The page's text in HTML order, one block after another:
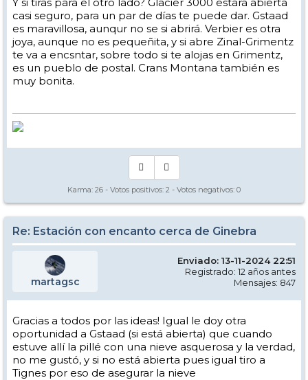
casi seguro, para un par de días te puede dar. Gstaad
es maravillosa, aunqur no se si abrirá. Verbier es otra
joya, aunque no es pequeñita, y si abre Zinal-Grimentz
te va a encsntar, sobre todo si te alojas en Grimentz,
es un pueblo de postal. Crans Montana también es
muy bonita.
Karma: 26 - Votos positivos: 2 - Votos negativos: 0
Re: Estación con encanto cerca de Ginebra
martagsc
Enviado: 13-11-2024 22:51
Registrado: 12 años antes
Mensajes: 847
Gracias a todos por las ideas! Igual le doy otra
oportunidad a Gstaad (si está abierta) que cuando
estuve allí la pillé con una nieve asquerosa y la verdad,
no me gustó, y si no está abierta pues igual tiro a
Tignes por eso de asegurar la nieve